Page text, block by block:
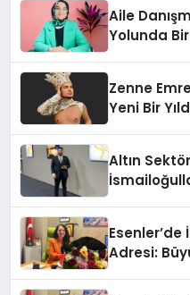
Aile
Yolunda
Zenne
Yeni Bir
Altın
Adresi: